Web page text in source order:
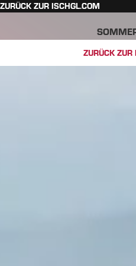
ZURÜCK ZUR ISCHGL.COM
ZURÜCK